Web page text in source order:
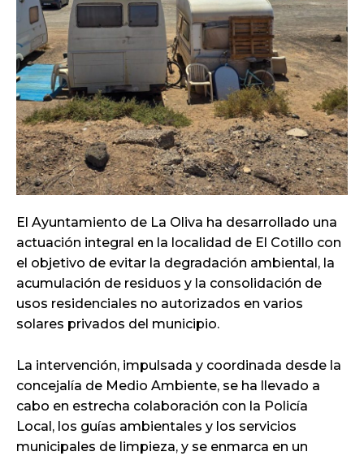
El Ayuntamiento de La Oliva ha desarrollado una
actuación integral en la localidad de El Cotillo con
el objetivo de evitar la degradación ambiental, la
acumulación de residuos y la consolidación de
usos residenciales no autorizados en varios
solares privados del municipio.
La intervención, impulsada y coordinada desde la
concejalía de Medio Ambiente, se ha llevado a
cabo en estrecha colaboración con la Policía
Local, los guías ambientales y los servicios
municipales de limpieza, y se enmarca en un